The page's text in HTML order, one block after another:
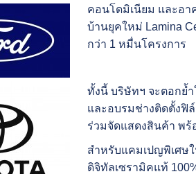
คอนโดมิเนียม และอา
บ้านยุคใหม่ Lamina
กว่า 1 หมื่นโครงการ
ทั้งนี้ บริษัทฯ จะตอกย้
และอบรมช่างติดตั้งฟิ
ร่วมจัดแสดงสินค้า พร้
สำหรับแคมเปญพิเศษ
ดิจิทัลเซรามิคแท้